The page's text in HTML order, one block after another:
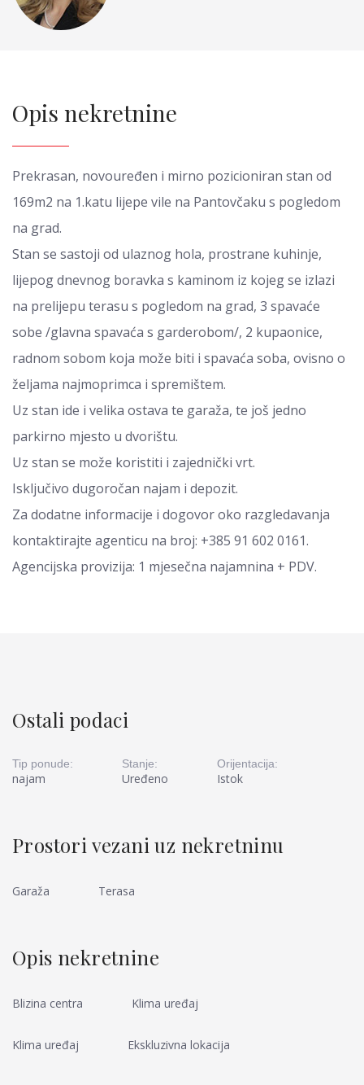
Opis nekretnine
Prekrasan, novouređen i mirno pozicioniran stan od
169m2 na 1.katu lijepe vile na Pantovčaku s pogledom
na grad.
Stan se sastoji od ulaznog hola, prostrane kuhinje,
lijepog dnevnog boravka s kaminom iz kojeg se izlazi
na prelijepu terasu s pogledom na grad, 3 spavaće
sobe /glavna spavaća s garderobom/, 2 kupaonice,
radnom sobom koja može biti i spavaća soba, ovisno o
željama najmoprimca i spremištem.
Uz stan ide i velika ostava te garaža, te još jedno
parkirno mjesto u dvorištu.
Uz stan se može koristiti i zajednički vrt.
Isključivo dugoročan najam i depozit.
Za dodatne informacije i dogovor oko razgledavanja
kontaktirajte agenticu na broj: +385 91 602 0161.
Agencijska provizija: 1 mjesečna najamnina + PDV.
Ostali podaci
Tip ponude:
najam
Stanje:
Uređeno
Orijentacija:
Istok
Prostori vezani uz nekretninu
Garaža Terasa
Opis nekretnine
Blizina centra Klima uređaj
Klima uređaj Ekskluzivna lokacija